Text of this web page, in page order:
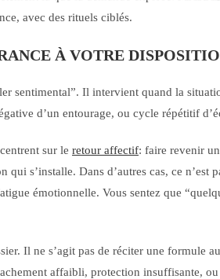
avec des rituels ciblés.
À VOTRE
sentimental”. Il intervient quand la
d’un entourage, ou cycle répétitif
sur le retour affectif: faire revenir
qui s’installe. Dans d’autres cas, ce n’est
émotionnelle. Vous sentez que
Il ne s’agit pas de réciter une formule
affaibli, protection insuffisante,